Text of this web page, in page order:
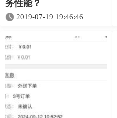
务性能？
2019-07-19 19:46:46